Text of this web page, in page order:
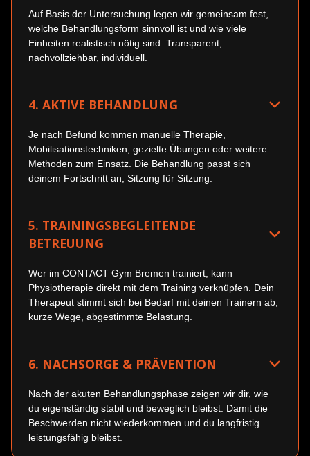
Auf Basis der Untersuchung legen wir gemeinsam fest,
welche Behandlungsform sinnvoll ist und wie viele
Einheiten realistisch nötig sind. Transparent,
nachvollziehbar, individuell.
4. AKTIVE BEHANDLUNG
Je nach Befund kommen manuelle Therapie,
Mobilisationstechniken, gezielte Übungen oder weitere
Methoden zum Einsatz. Die Behandlung passt sich
deinem Fortschritt an, Sitzung für Sitzung.
5. TRAININGSBEGLEITENDE
BETREUUNG
Wer im CONTACT Gym Bremen trainiert, kann
Physiotherapie direkt mit dem Training verknüpfen. Dein
Therapeut stimmt sich bei Bedarf mit deinen Trainern ab,
kurze Wege, abgestimmte Belastung.
6. NACHSORGE & PRÄVENTION
Nach der akuten Behandlungsphase zeigen wir dir, wie
du eigenständig stabil und beweglich bleibst. Damit die
Beschwerden nicht wiederkommen und du langfristig
leistungsfähig bleibst.